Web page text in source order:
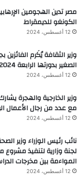
مصر تدين الهجومين
الكونغو للديمقراط
12 أغسطس، 2024
وزير الثقافة يُكَرم الفائزين
الصغير بدورتها الرابعة 2024
12 أغسطس، 2024
وزير الخارجية والهجرة
مع عدد من رجال الأعمال
12 أغسطس، 2024
نائب رئيس الوزراء وزير
لجنة وزارية لتنفيذ
المواءمة بين مخرجات
12 أغسطس، 2024